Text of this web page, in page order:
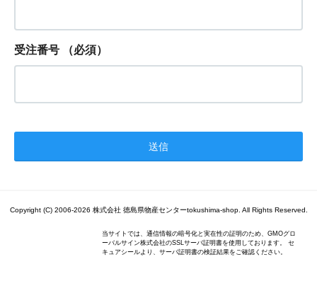
受注番号 （必須）
Copyright (C) 2006-2026 株式会社 徳島県物産センターtokushima-shop. All Rights Reserved.
当サイトでは、通信情報の暗号化と実在性の証明のため、GMOグロ
ーバルサイン株式会社のSSLサーバ証明書を使用しております。 セ
キュアシールより、サーバ証明書の検証結果をご確認ください。